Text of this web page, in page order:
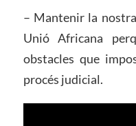
– Mantenir la
Unió Africana
obstacles que
procés judicial.